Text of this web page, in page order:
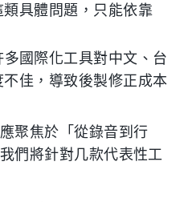
具體問題，只能依靠
多國際化工具對中文、台
佳，導致後製修正成本
聚焦於「從錄音到行
們將針對几款代表性工